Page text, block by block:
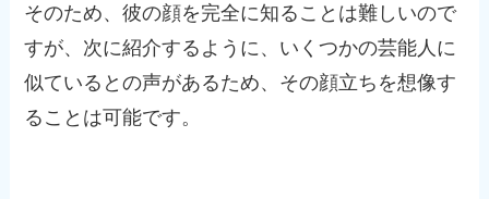
そのため、彼の顔を完全に知ることは難しいので
すが、次に紹介するように、いくつかの芸能人に
似ているとの声があるため、その顔立ちを想像す
ることは可能です。